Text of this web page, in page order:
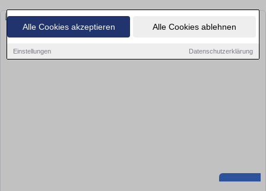
Alle Cookies akzeptieren Alle Cookies ablehnen
Einstellungen Datenschutzerklärung